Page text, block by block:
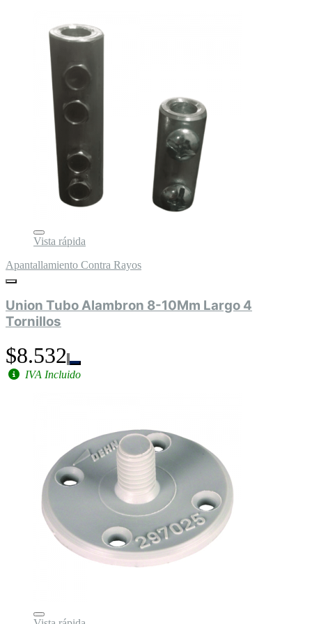
Vista rápida
Apantallamiento Contra Rayos
Union Tubo Alambron 8-10Mm Largo 4
Tornillos
$8.532
IVA Incluido